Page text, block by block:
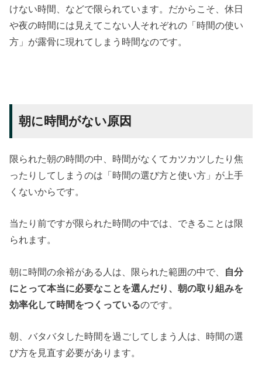
けない時間、などで限られています。だからこそ、休日
や夜の時間には見えてこない人それぞれの「時間の使い
方」が露骨に現れてしまう時間なのです。
朝に時間がない原因
限られた朝の時間の中、時間がなくてカツカツしたり焦
ったりしてしまうのは「時間の選び方と使い方」が上手
くないからです。
当たり前ですが限られた時間の中では、できることは限
られます。
朝に時間の余裕がある人は、限られた範囲の中で、 自分
にとって本当に必要なことを選んだり、朝の取り組みを
効率化して時間をつくっているのです。
朝、バタバタした時間を過ごしてしまう人は、時間の選
び方を見直す必要があります。